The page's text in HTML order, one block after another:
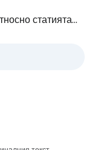
статията...